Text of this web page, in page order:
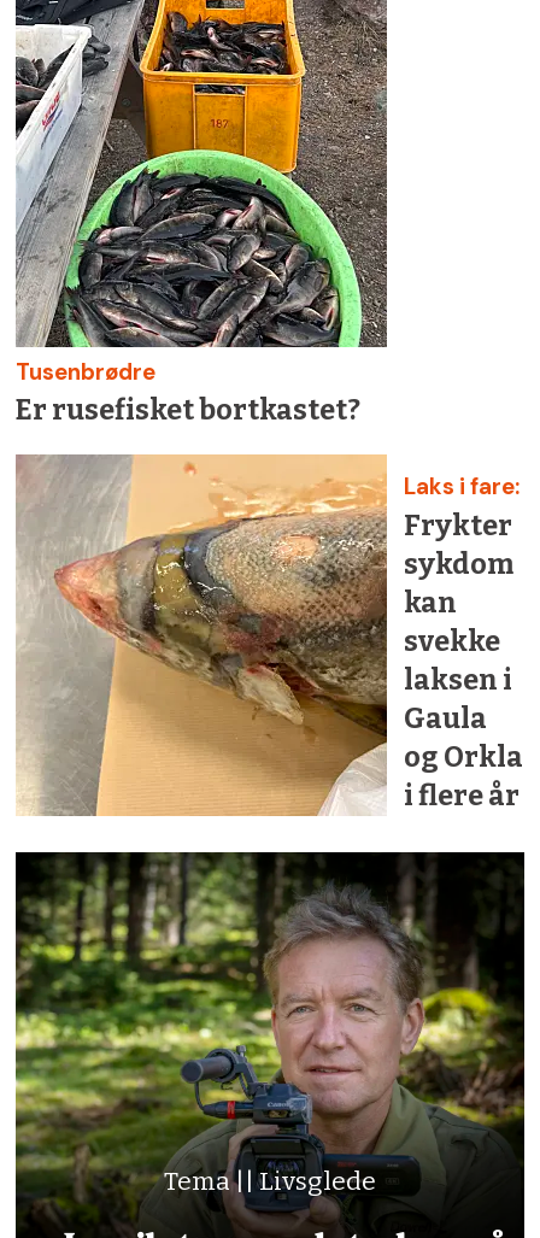
Tusenbrødre
Er rusefisket bortkastet?
Laks i fare:
Frykter
sykdom
kan
svekke
laksen i
Gaula
og Orkla
i flere år
Tema || Livsglede